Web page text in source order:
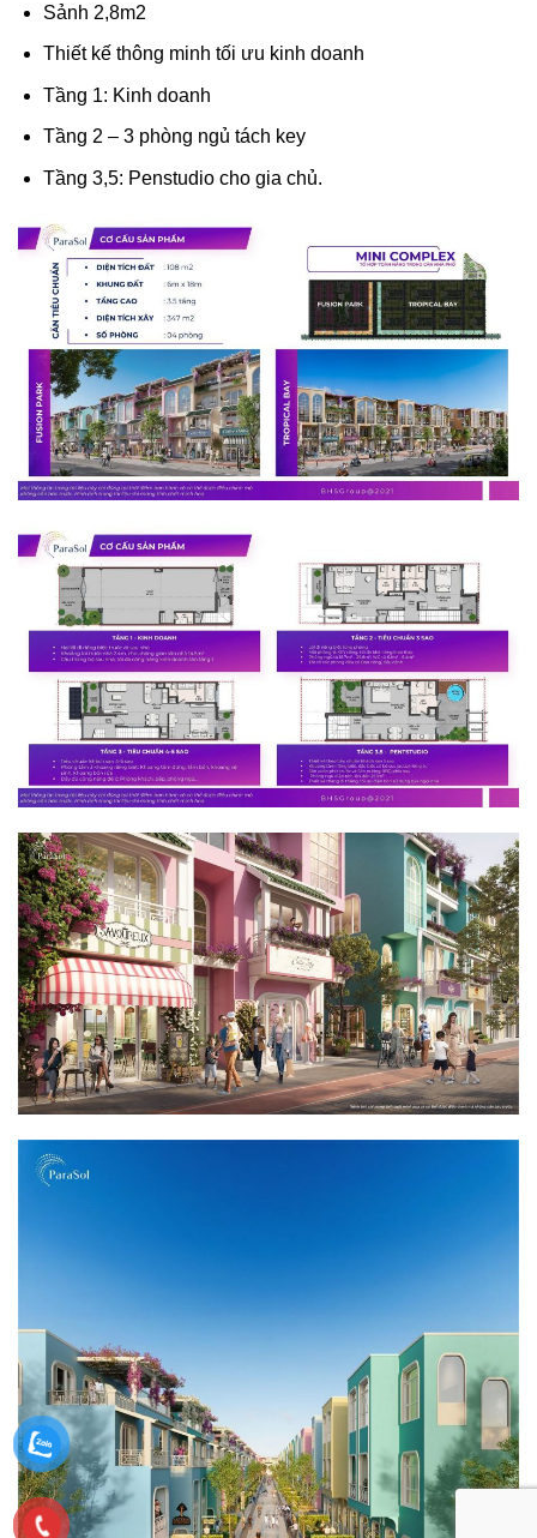
Sảnh 2,8m2
Thiết kế thông minh tối ưu kinh doanh
Tầng 1: Kinh doanh
Tầng 2 – 3 phòng ngủ tách key
Tầng 3,5: Penstudio cho gia chủ.